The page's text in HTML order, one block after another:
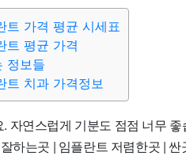
트 가격 평균 시세표
트 평균 가격
정보들
트 치과 가격정보
자연스럽게 기분도 점점 너무
하는곳 | 임플란트 저렴한곳 |